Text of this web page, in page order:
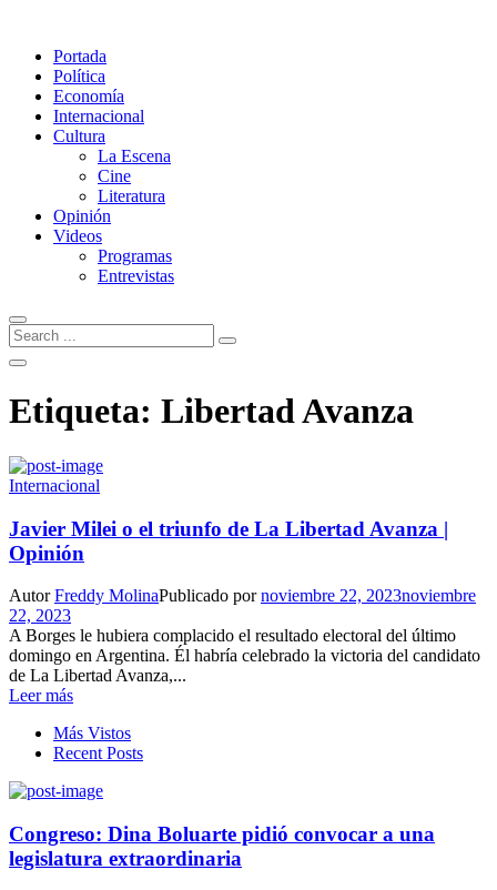
Portada
Política
Economía
Internacional
Cultura
La Escena
Cine
Literatura
Opinión
Videos
Programas
Entrevistas
Etiqueta: Libertad Avanza
Internacional
Javier Milei o el triunfo de La Libertad Avanza |
Opinión
AutorFreddy MolinaPublicado pornoviembre 22, 2023noviembre
22, 2023
A Borges le hubiera complacido el resultado electoral del último
domingo en Argentina. Él habría celebrado la victoria del candidato
de La Libertad Avanza,...
Leer más
Más Vistos
Recent Posts
Congreso: Dina Boluarte pidió convocar a una
legislatura extraordinaria